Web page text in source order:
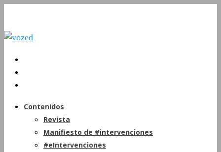
Contenidos
Revista
Manifiesto de #intervenciones
#eIntervenciones